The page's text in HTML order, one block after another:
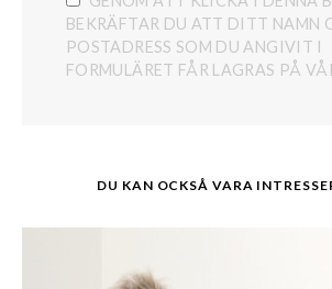
BEKRÄFTAR DU ATT DITT NAMN
POSTADRESS SOM DU ANGIVIT I
FORMULÄRET FÅR LAGRAS PÅ
DU KAN OCKSÅ VARA